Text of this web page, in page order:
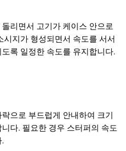
리면서 고기가 케이스 안으로
지가 형성되면서 속도를 서서
록 일정한 속도를 유지합니다.
으로 부드럽게 안내하여 크기
다. 필요한 경우 스터퍼의 속도